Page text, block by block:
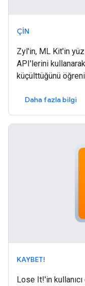
ÇIN
Zyl'in, ML Kit'in
API'lerini
küçülttüğünü
Daha fazla bilgi
KAYBET!
Lose It!'in